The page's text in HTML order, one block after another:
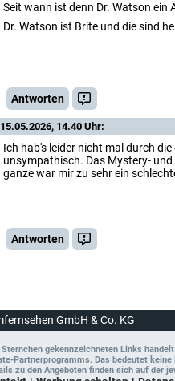
Seit wann ist denn Dr. Watson ein
Dr. Watson ist Brite und die sind
Antworten
14.40 Uhr:
Ich hab's leider nicht mal durch
unsympathisch. Das Mystery-
ganze war mir zu sehr ein
Antworten
GmbH & Co. KG
gekennzeichneten Links
Partnerprogramms. Das bedeutet
zu den Angeboten finden sich auf der